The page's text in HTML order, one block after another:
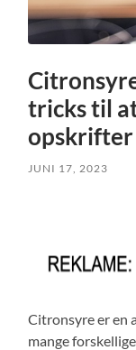
tricks til
opskrifter
JUNI 17, 2023
Citronsyre er en
mange